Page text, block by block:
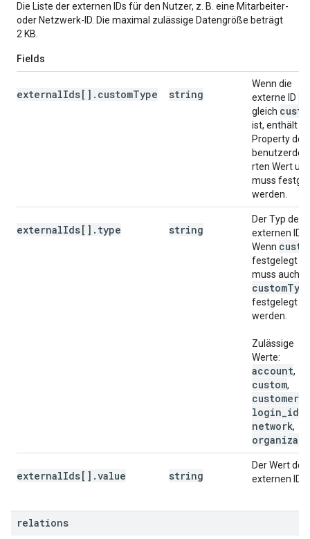
Die Liste der externen IDs für den Nutzer, z. B. eine Mitarbeiter-
oder Netzwerk-ID. Die maximal zulässige Datengröße beträgt
2 KB.
Fields
externalIds[].customType string
Wenn die
externe ID
gleich
ist, enthält
Property den
rten Wert
muss
werden.
externalIds[].type string
Der Typ der
externen ID.
Wenn
festgelegt
muss auch
custom
festgelegt
werden.
Zulässige
Werte:
account,
custom,
customer
login id
network,
externalIds[].value string
Der Wert der
externen ID.
relations